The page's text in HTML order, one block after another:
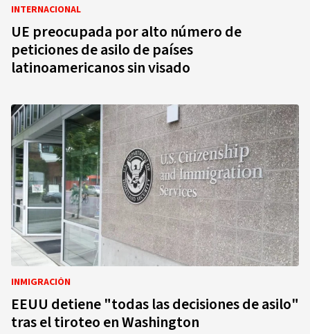
INTERNACIONAL
UE preocupada por alto número de
peticiones de asilo de países
latinoamericanos sin visado
INMIGRACIÓN
EEUU detiene "todas las decisiones de asilo"
tras el tiroteo en Washington